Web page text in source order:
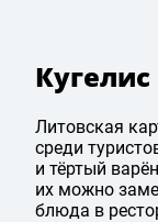
Кугелис
Литовская
среди
и тёртый
их можно
блюда в